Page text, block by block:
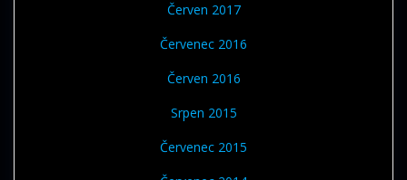
Červen 2017
Červenec 2016
Červen 2016
Srpen 2015
Červenec 2015